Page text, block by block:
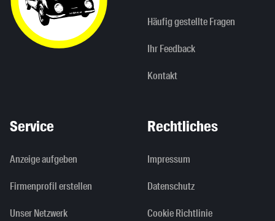
Häufig gestellte Fragen
Ihr Feedback
Kontakt
Service
Anzeige aufgeben
Firmenprofil erstellen
Unser Netzwerk
Rechtliches
Impressum
Datenschutz
Cookie Richtlinie